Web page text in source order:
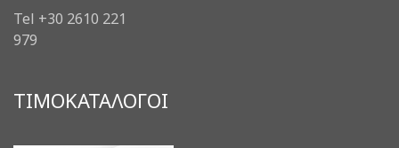
Tel +30 2610 221
979
ΤΙΜΟΚΑΤΑΛΟΓΟΙ